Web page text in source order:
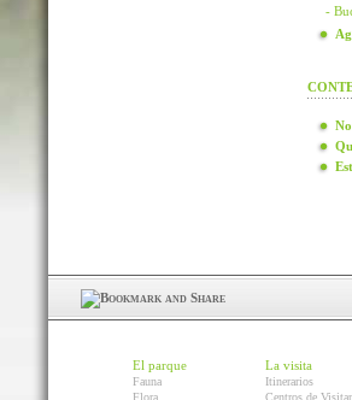
-
El parque
Fauna
Flora
La visita
Itinerarios
Centros de